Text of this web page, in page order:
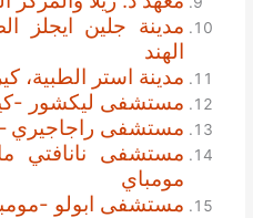
مدينة جلين ايجلز
الهند
مدينة استر الطبية،
مستشفى ليكشور -
مستشفى راجاجيري –
مستشفى نانافتي
مومباي
مستشفى ابولو -